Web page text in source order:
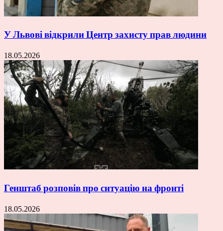
У Львові відкрили Центр захисту прав людини
18.05.2026
Генштаб розповів про ситуацію на фронті
18.05.2026